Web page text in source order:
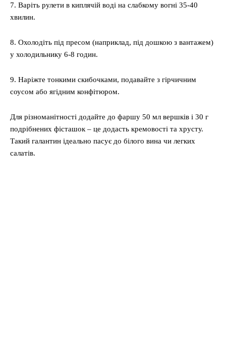
7. Варіть рулети в киплячій воді на слабкому вогні 35-40
хвилин.
8. Охолодіть під пресом (наприклад, під дошкою з вантажем)
у холодильнику 6-8 годин.
9. Наріжте тонкими скибочками, подавайте з гірчичним
соусом або ягідним конфітюром.
Для різноманітності додайте до фаршу 50 мл вершків і 30 г
подрібнених фісташок – це додасть кремовості та хрусту.
Такий галантин ідеально пасує до білого вина чи легких
салатів.